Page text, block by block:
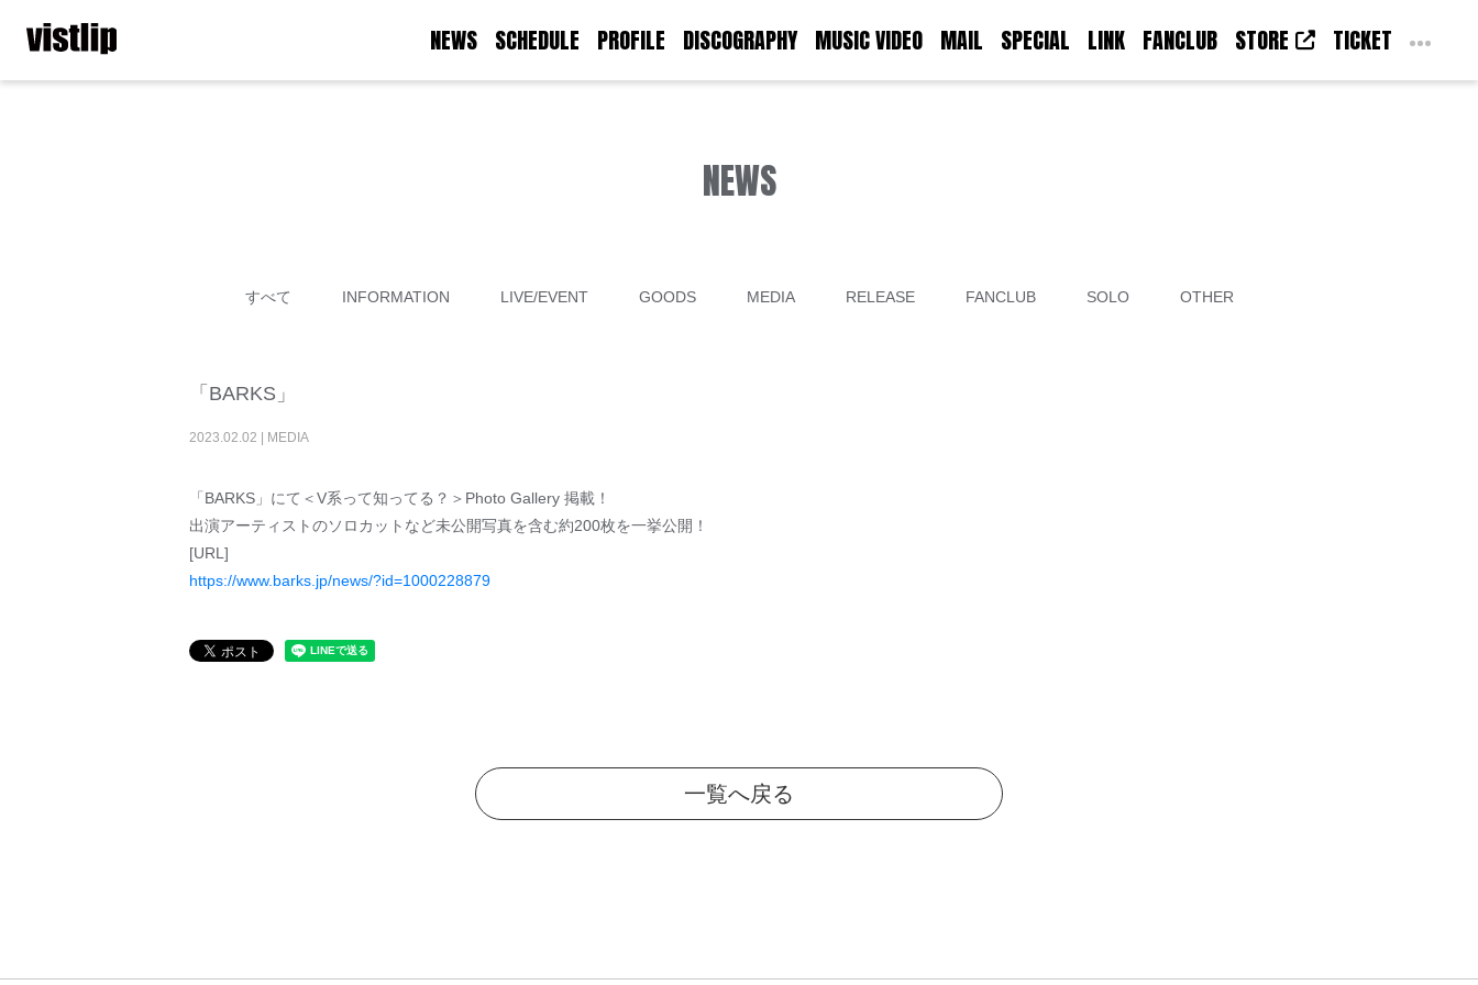
NEWS SCHEDULE PROFILE DISCOGRAPHY MUSIC VIDEO MAIL SPECIAL LINK FANCLUB STORE TICKET
NEWS
すべて INFORMATION LIVE/EVENT GOODS MEDIA RELEASE FANCLUB SOLO OTHER
「BARKS」
2023.02.02 MEDIA
「BARKS」にて＜V系って知ってる？＞Photo Gallery 掲載！
出演アーティストのソロカットなど未公開写真を含む約200枚を一挙公開！
[URL]
https://www.barks.jp/news/?id=1000228879
一覧へ戻る